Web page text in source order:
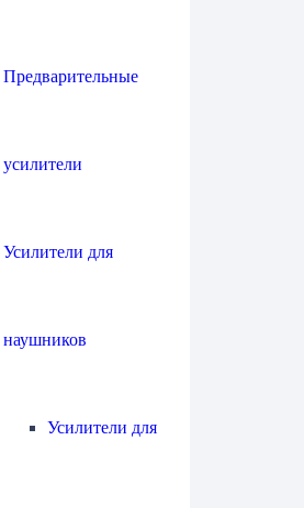
Предварительные
усилители
Усилители для
наушников
Усилители для